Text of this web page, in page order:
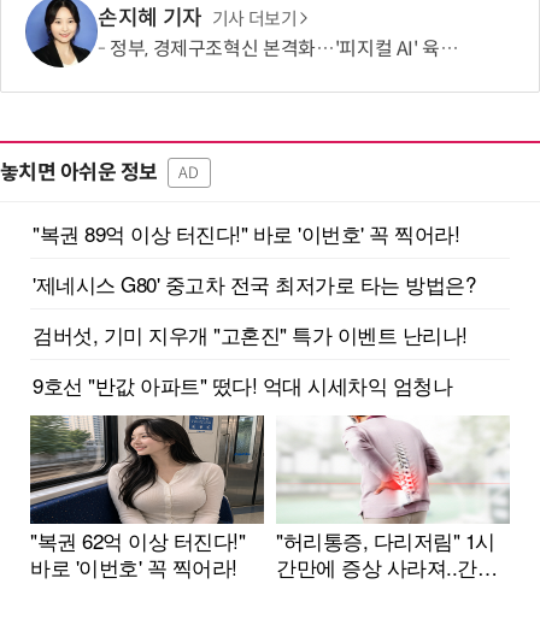
손지혜 기자 기사 더보기
정부, 경제구조혁신 본격화…'피지컬 AI' 육성·국가자산 관리체계 개편
놓치면 아쉬운 정보 AD